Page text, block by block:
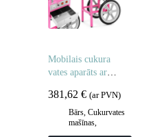
Mobilais cukura
vates aparāts ar
381,62 € (ar PVN)
Bārs Cukurvates
mašīnas